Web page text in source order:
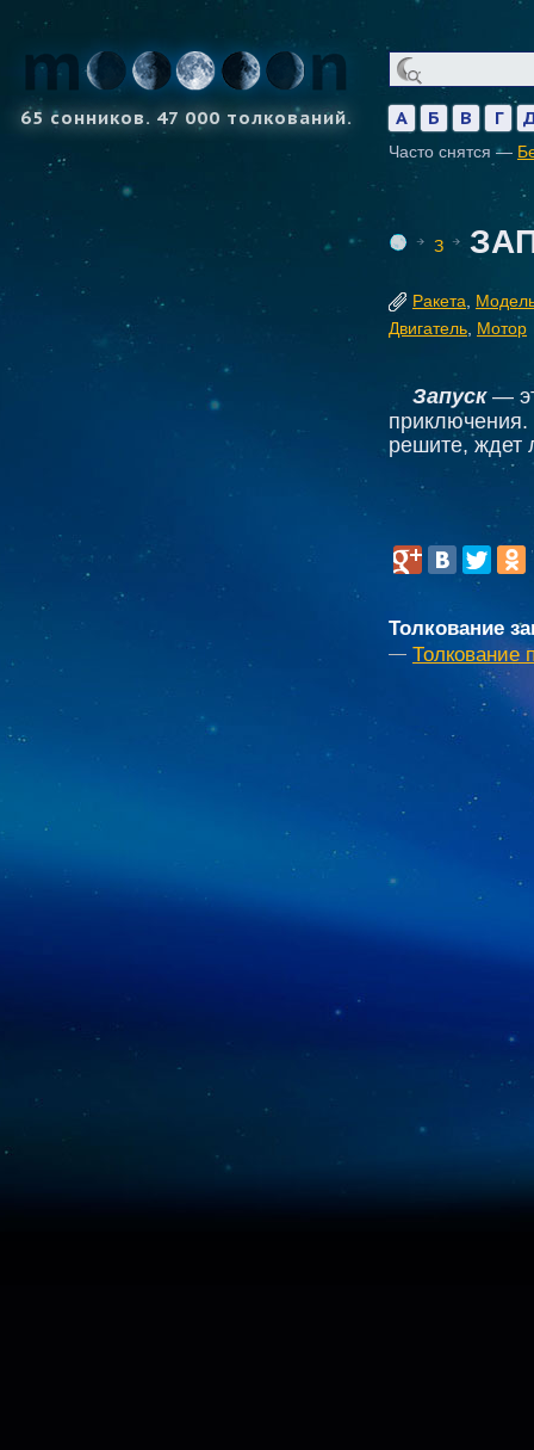
65 сонников. 47 000 толкований. А Б В Г
Часто снятся —
З
Ракета
Двигатель Мотор
Запуск—
решите, ждет
Толкование
Толкование